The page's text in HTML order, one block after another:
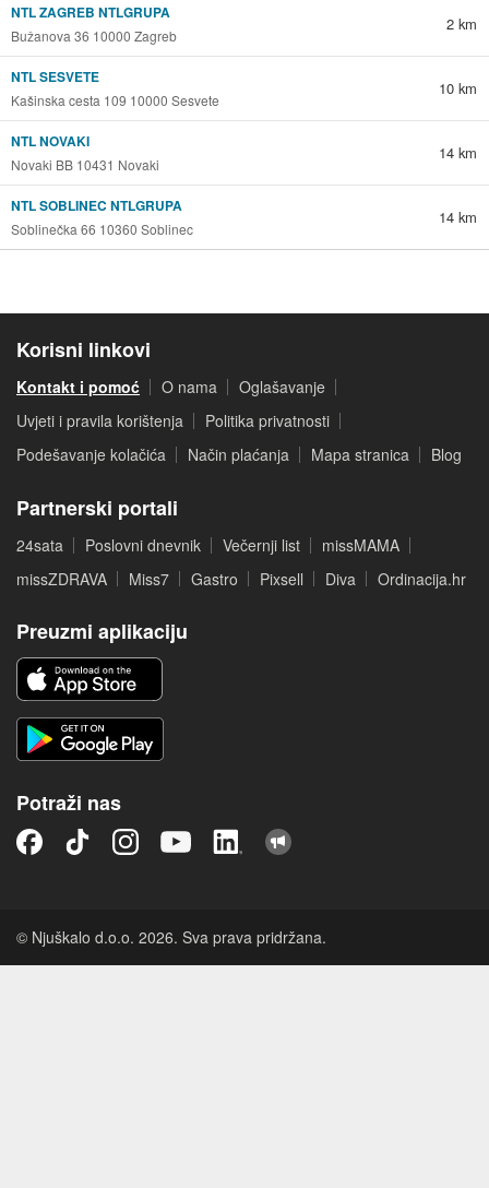
NTL ZAGREB NTLGRUPA
Bužanova 36 10000 Zagreb
2 km
NTL SESVETE
Kašinska cesta 109 10000 Sesvete
10 km
NTL NOVAKI
Novaki BB 10431 Novaki
14 km
NTL SOBLINEC NTLGRUPA
Soblinečka 66 10360 Soblinec
14 km
Korisni linkovi
Kontakt i pomoć O nama
Oglašavanje
Uvjeti i pravila korištenja
Politika privatnosti
Podešavanje kolačića
Način plaćanja Mapa stranica Blog
Partnerski portali
24sata Poslovni dnevnik Večernji list
missMAMA
missZDRAVA
Miss7 Gastro Pixsell Diva Ordinacija.hr
Preuzmi aplikaciju
Potraži nas
© Njuškalo d.o.o. 2026. Sva prava pridržana.